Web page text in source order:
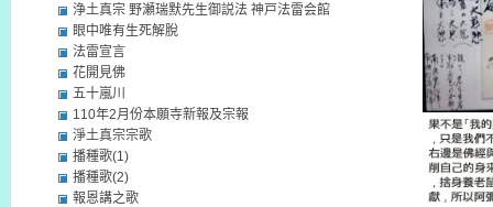
浄土真宗 野瀬瑞默先生御説法 神戸法雷会館
眼中唯有生死解脫
法雷宣言
花開見佛
五十嵐川
110年2月份本願寺新報及宗報
淨土真宗宗歌
播種歌(1)
播種歌(2)
報恩講之歌